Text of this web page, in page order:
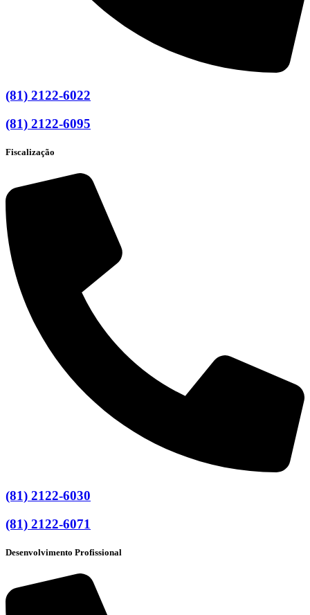
(81) 2122-6022
(81) 2122-6095
Fiscalização
(81) 2122-6030
(81) 2122-6071
Desenvolvimento Profissional